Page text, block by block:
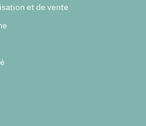
et de vente